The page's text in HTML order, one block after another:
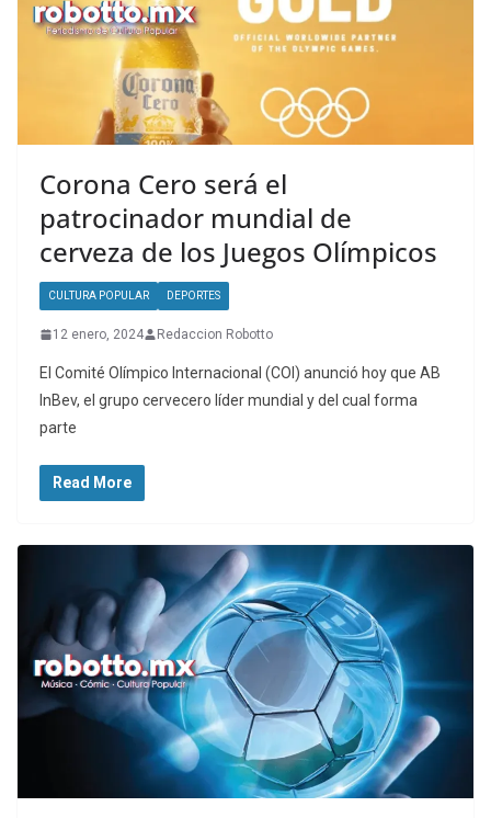
Corona Cero será el
patrocinador mundial de
cerveza de los Juegos Olímpicos
CULTURA POPULAR DEPORTES
12 enero, 2024 Redaccion Robotto
El Comité Olímpico Internacional (COI) anunció hoy que AB
InBev, el grupo cervecero líder mundial y del cual forma
parte
Read More